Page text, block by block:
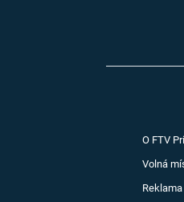
O FTV
Volná
Reklama